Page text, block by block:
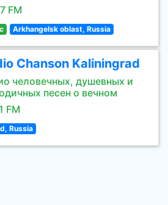
FM
Arkhangelsk oblast, Russia
Chanson Kaliningrad
человечных, душевных и
песен о вечном
FM
Russia